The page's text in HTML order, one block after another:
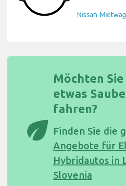
Nissan-
eco
Möchten
etwas
fahren?
Finden Sie die
Angebote für
Hybridautos in
Slovenia